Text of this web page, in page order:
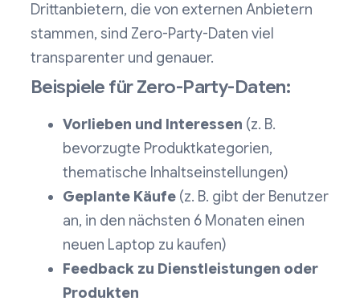
Drittanbietern, die von externen Anbietern
stammen, sind Zero-Party-Daten viel
transparenter und genauer.
Beispiele für Zero-Party-Daten:
Vorlieben und Interessen (z. B.
bevorzugte Produktkategorien,
thematische Inhaltseinstellungen)
Geplante Käufe (z. B. gibt der Benutzer
an, in den nächsten 6 Monaten einen
neuen Laptop zu kaufen)
Feedback zu Dienstleistungen oder
Produkten